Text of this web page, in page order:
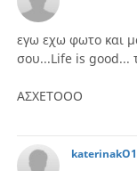
εγω εχω φωτο και
σου...Life is good...
ΑΣΧΕΤΟΟΟ